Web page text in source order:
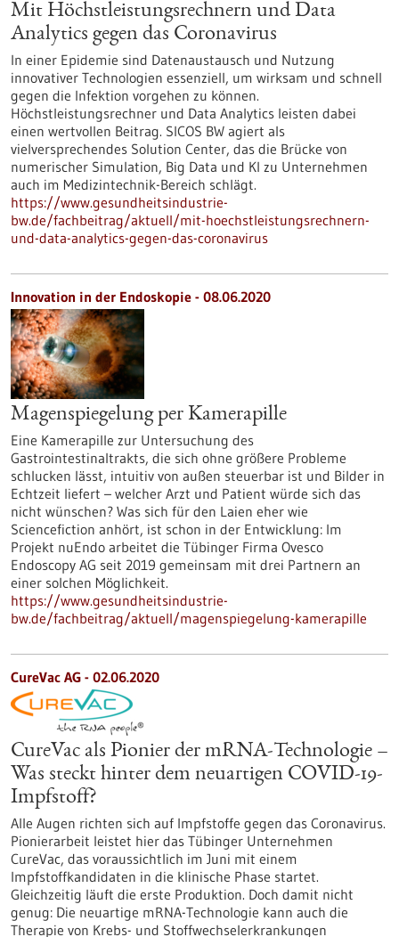
Mit Höchstleistungsrechnern und Data
Analytics gegen das Coronavirus
In einer Epidemie sind Datenaustausch und Nutzung
innovativer Technologien essenziell, um wirksam und schnell
gegen die Infektion vorgehen zu können.
Höchstleistungsrechner und Data Analytics leisten dabei
einen wertvollen Beitrag. SICOS BW agiert als
vielversprechendes Solution Center, das die Brücke von
numerischer Simulation, Big Data und KI zu Unternehmen
auch im Medizintechnik-Bereich schlägt.
https://www.gesundheitsindustrie-
bw.de/fachbeitrag/aktuell/mit-hoechstleistungsrechnern-
und-data-analytics-gegen-das-coronavirus
Innovation in der Endoskopie - 08.06.2020
Magenspiegelung per Kamerapille
Eine Kamerapille zur Untersuchung des
Gastrointestinaltrakts, die sich ohne größere Probleme
schlucken lässt, intuitiv von außen steuerbar ist und Bilder in
Echtzeit liefert – welcher Arzt und Patient würde sich das
nicht wünschen? Was sich für den Laien eher wie
Sciencefiction anhört, ist schon in der Entwicklung: Im
Projekt nuEndo arbeitet die Tübinger Firma Ovesco
Endoscopy AG seit 2019 gemeinsam mit drei Partnern an
einer solchen Möglichkeit.
https://www.gesundheitsindustrie-
bw.de/fachbeitrag/aktuell/magenspiegelung-kamerapille
CureVac AG - 02.06.2020
CureVac als Pionier der mRNA-Technologie –
Was steckt hinter dem neuartigen COVID-19-
Impfstoff?
Alle Augen richten sich auf Impfstoffe gegen das Coronavirus.
Pionierarbeit leistet hier das Tübinger Unternehmen
CureVac, das voraussichtlich im Juni mit einem
Impfstoffkandidaten in die klinische Phase startet.
Gleichzeitig läuft die erste Produktion. Doch damit nicht
genug: Die neuartige mRNA-Technologie kann auch die
Therapie von Krebs- und Stoffwechselerkrankungen